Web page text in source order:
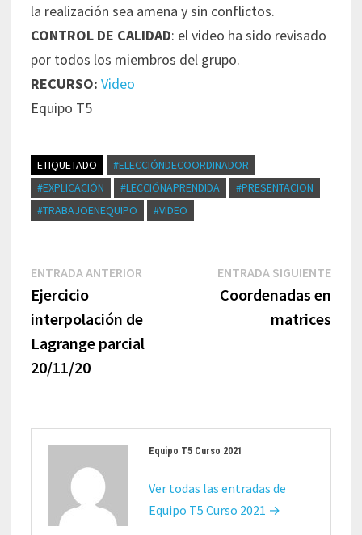
la realización sea amena y sin conflictos.
CONTROL DE CALIDAD: el video ha sido revisado
por todos los miembros del grupo.
RECURSO: Video
Equipo T5
ETIQUETADO
#ELECCIÓNDECOORDINADOR
#EXPLICACIÓN
#LECCIÓNAPRENDIDA
#PRESENTACION
#TRABAJOENEQUIPO
#VIDEO
Navegación
entradas
ENTRADA ANTERIOR
Ejercicio
interpolación de
Lagrange parcial
20/11/20
ENTRADA SIGUIENTE
Coordenadas en
matrices
Equipo T5 Curso 2021
Ver todas las entradas de
Equipo T5 Curso 2021 →